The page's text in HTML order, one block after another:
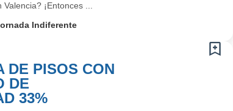
¡Entonces ...
Indiferente
DE PISOS CON
DE
33%